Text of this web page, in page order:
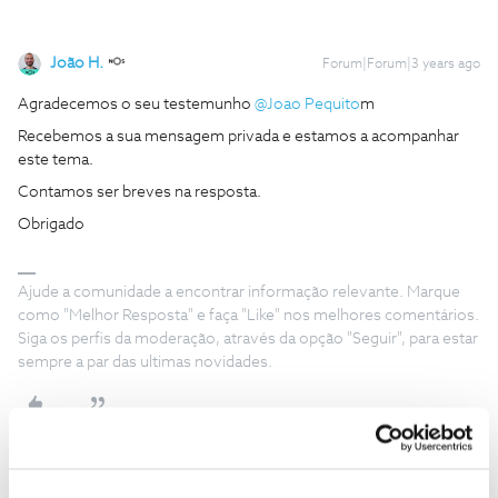
João H. Forum|Forum|3 years ago
Agradecemos o seu testemunho @Joao Pequitom
Recebemos a sua mensagem privada e estamos a acompanhar
este tema.
Contamos ser breves na resposta.
Obrigado
Ajude a comunidade a encontrar informação relevante. Marque
como "Melhor Resposta" e faça "Like" nos melhores comentários.
Siga os perfis da moderação, através da opção "Seguir", para estar
sempre a par das ultimas novidades.